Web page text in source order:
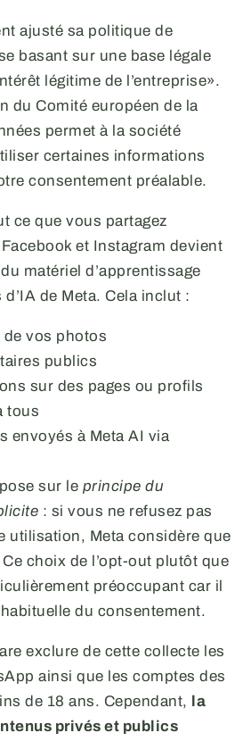
ajusté sa politique de
basant sur une base légale
légitime de l’entreprise».
du Comité européen de la
permet à la société
certaines informations
consentement préalable.
ce que vous partagez
et Instagram devient
matériel d’apprentissage
de Meta. Cela inclut :
de vos photos
publics
sur des pages ou profils
tous
envoyés à Meta AI via
sur le principe du
: si vous ne refusez pas
utilisation, Meta considère que
choix de l’opt-out plutôt que
préoccupant car il
du consentement.
exclure de cette collecte les
ainsi que les comptes des
de 18 ans. Cependant, la
privés et publics